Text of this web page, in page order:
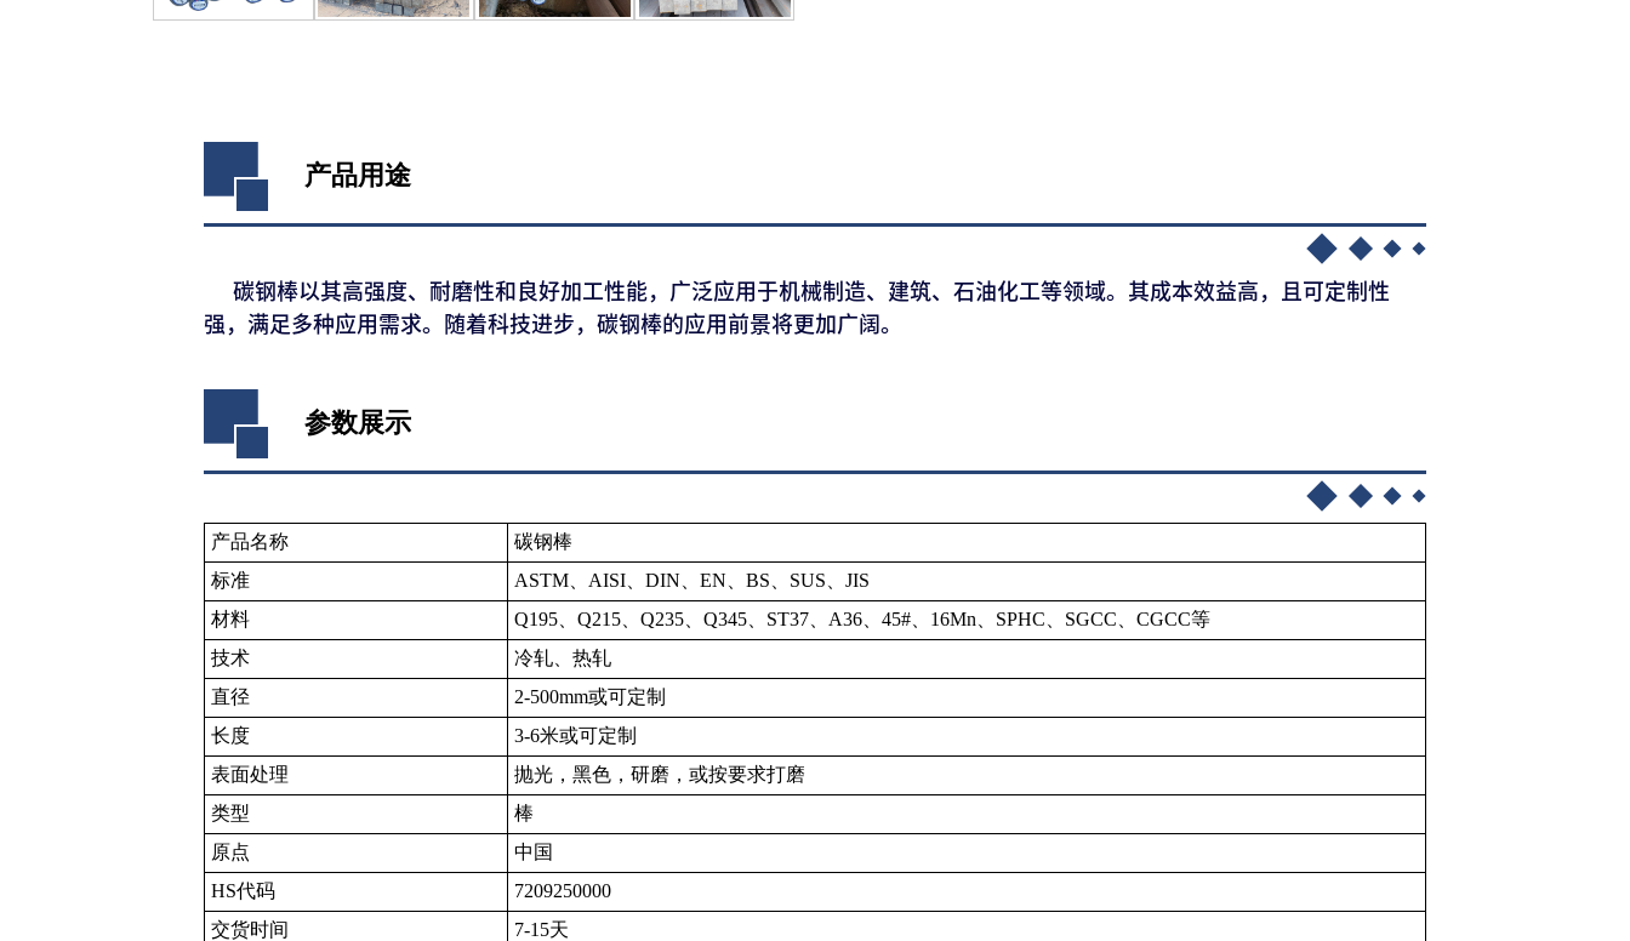
产品用途
碳钢棒以其高强度、耐磨性和良好加工性能，广泛应用于机械制造、建筑、石油化工等领域。其成本效益高，且可定制性
强，满足多种应用需求。随着科技进步，碳钢棒的应用前景将更加广阔。
参数展示
产品名称
碳钢棒
标准
ASTM、AISI、DIN、EN、BS、SUS、JIS
材料
Q195、Q215、Q235、Q345、ST37、A36、45#、16Mn、SPHC、SGCC、CGCC等
技术
冷轧、热轧
直径
2-500mm或可定制
长度
3-6米或可定制
表面处理
抛光，黑色，研磨，或按要求打磨
类型
棒
原点
中国
HS代码
7209250000
交货时间
7-15天